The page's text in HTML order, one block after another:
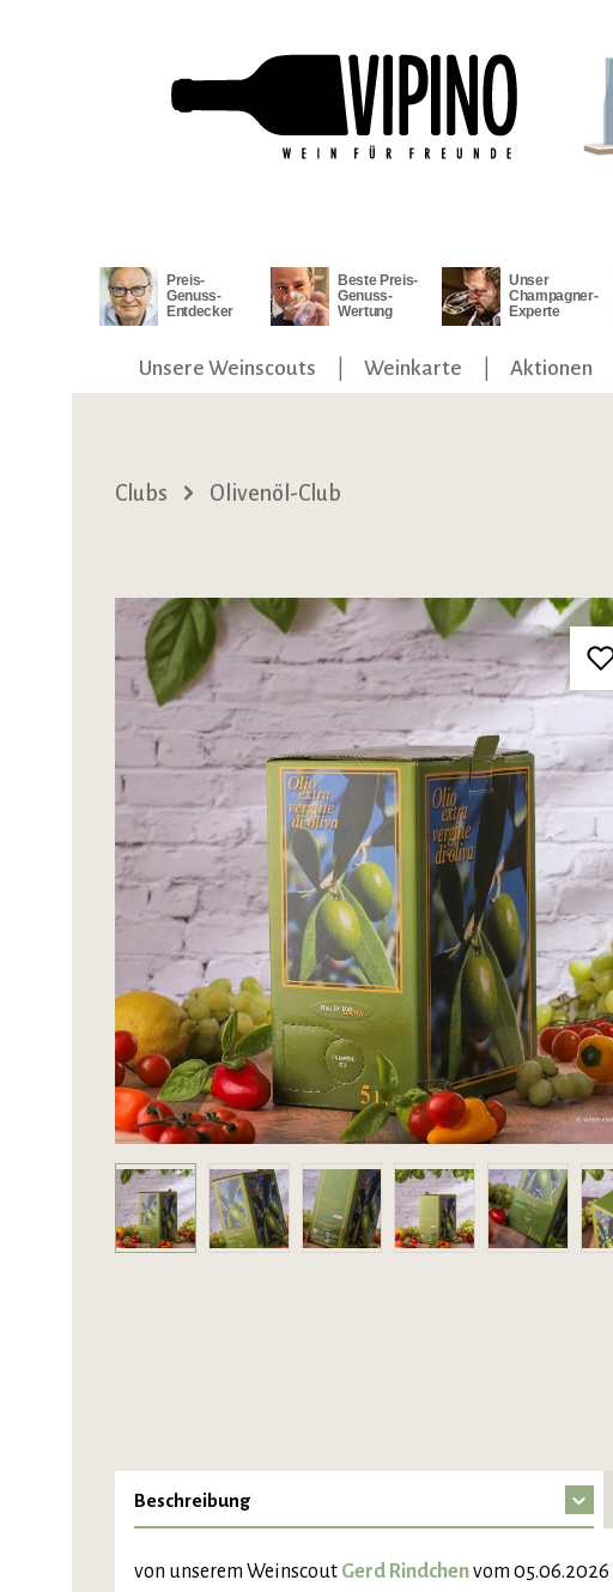
Preis-
Genuss-
Entdecker
Beste Preis-
Genuss-
Wertung
Unser
Champagner-
Experte
Unsere Weinscouts Weinkarte Aktionen
Clubs Olivenöl-Club
Bildergalerie überspringen
Beschreibung
von unserem Weinscout Gerd Rindchenvom 05.06.2026